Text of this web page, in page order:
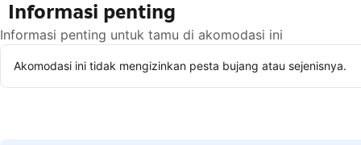
Informasi penting
Informasi penting untuk tamu di akomodasi ini
Akomodasi ini tidak mengizinkan pesta bujang atau sejenisnya.